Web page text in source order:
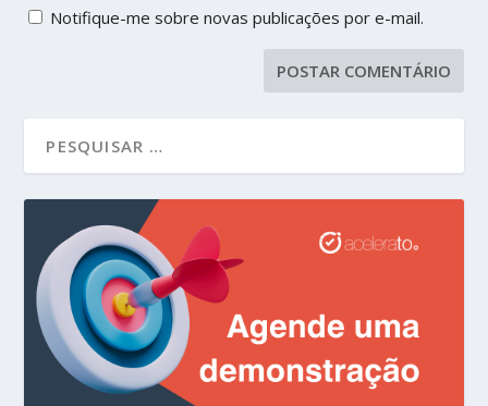
Notifique-me sobre novas publicações por e-mail.